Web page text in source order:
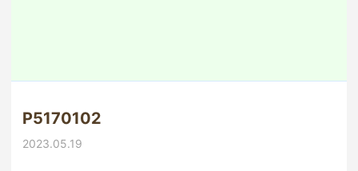
P5170102
2023.05.19